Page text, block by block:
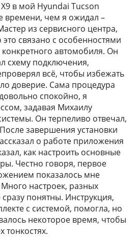
в мой Hyundai Tucson
времени, чем я ожидал –
из сервисного центра,
это связано с особенностями
автомобиля. Он
схему подключения,
всё, чтобы избежать
доверие. Сама процедура
спокойно, я
задавая Михаилу
Он терпеливо отвечал,
завершения установки
о работе приложения
как настроить основные
Честно говоря, первое
показалось мне
настроек, разных
понятны. Инструкция,
с системой, помогла, но
некоторое время, чтобы
тонкостях.